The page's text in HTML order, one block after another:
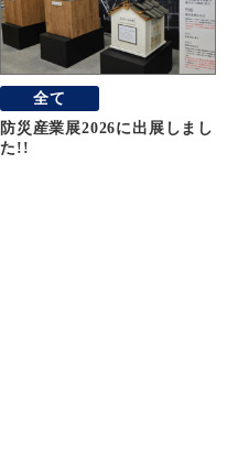
全て
防災産業展2026に出展しまし
た!!